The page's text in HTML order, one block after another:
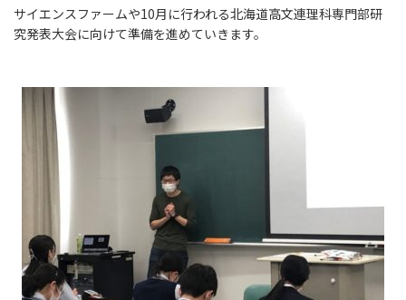
サイエンスファームや10月に行われる北海道高文連理科専門部研
究発表大会に向けて準備を進めていきます。